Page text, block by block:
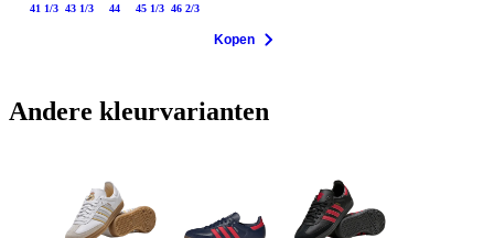
41 1/3 43 1/3 44 45 1/3 46 2/3
Kopen
Andere kleurvarianten